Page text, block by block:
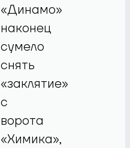
«Динамо»
наконец
сумело
снять
«заклятие»
с
ворота
«Химика»,